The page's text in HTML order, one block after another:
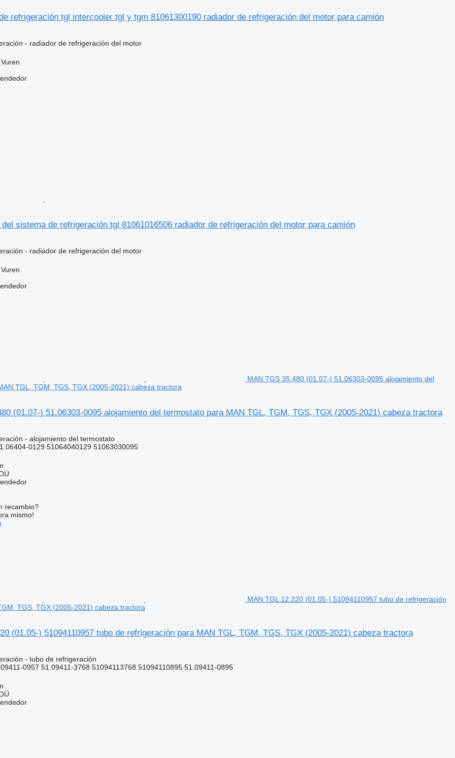
refrigeración tgl intercooler tgl y tgm 81061300190 radiador de refrigeración del motor para camión
- radiador de refrigeración del motor
sistema de refrigeración tgl 81061016506 radiador de refrigeración del motor para camión
- radiador de refrigeración del motor
MAN TGS 35.480 (01.07-) 51.06303-0095 alojamiento del
TGL, TGM, TGS, TGX (2005-2021) cabeza tractora
(01.07-) 51.06303-0095 alojamiento del termostato para MAN TGL, TGM, TGS, TGX (2005-2021) cabeza tractora
- alojamiento del termostato
0129 51064040129 51063030095
recambio?
mismo!
MAN TGL 12.220 (01.05-) 51094110957 tubo de refrigeración
TGS, TGX (2005-2021) cabeza tractora
(01.05-) 51094110957 tubo de refrigeración para MAN TGL, TGM, TGS, TGX (2005-2021) cabeza tractora
- tubo de refrigeración
0957 51.09411-3768 51094113768 51094110895 51.09411-0895